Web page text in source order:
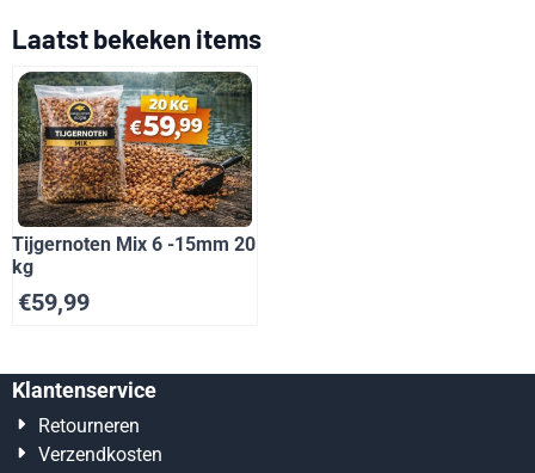
Laatst bekeken items
Tijgernoten Mix 6 -15mm 20
kg
€59,99
Klantenservice
Retourneren
Verzendkosten